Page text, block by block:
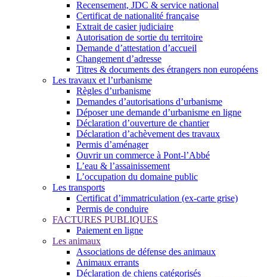
Recensement, JDC & service national
Certificat de nationalité française
Extrait de casier judiciaire
Autorisation de sortie du territoire
Demande d’attestation d’accueil
Changement d’adresse
Titres & documents des étrangers non européens
Les travaux et l’urbanisme
Règles d’urbanisme
Demandes d’autorisations d’urbanisme
Déposer une demande d’urbanisme en ligne
Déclaration d’ouverture de chantier
Déclaration d’achèvement des travaux
Permis d’aménager
Ouvrir un commerce à Pont-l’Abbé
L’eau & l’assainissement
L’occupation du domaine public
Les transports
Certificat d’immatriculation (ex-carte grise)
Permis de conduire
FACTURES PUBLIQUES
Paiement en ligne
Les animaux
Associations de défense des animaux
Animaux errants
Déclaration de chiens catégorisés